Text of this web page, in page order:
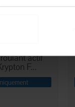
actif
F...